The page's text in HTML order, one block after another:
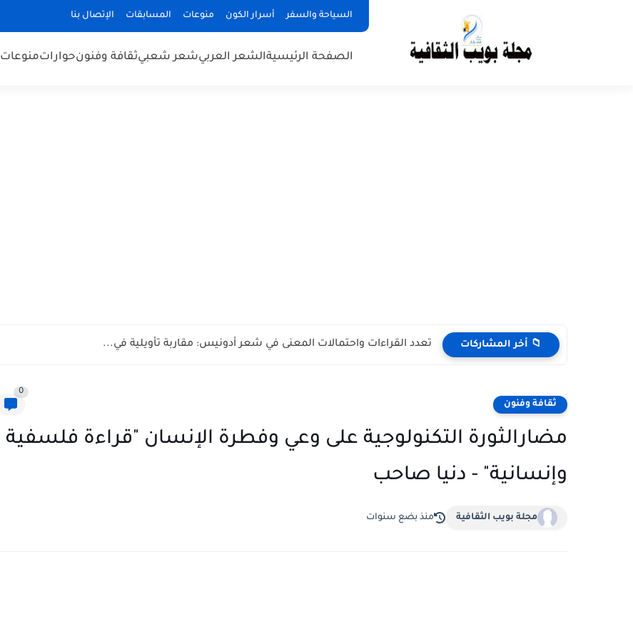
السياحة والسفر أسرار الكون منوعات المسابقات الإتصال بنا
الصفحة الرئيسيةالشعر العربيشعر شعبيثقافة وفنونحواراتمنوعات
📁 أخر المشاركات تعدد القراءات واحتمالات المعنى في شعر أدونيس: مقاربة تأويلية في...
ثقافة وفنون
0
مضارالثورة التكنولوجية على وعي وفطرة الإنسان "قراءة فلسفية
وإنسانية" - دنيا صاحب
مجلة بويب الثقافية منذ بضع سنوات